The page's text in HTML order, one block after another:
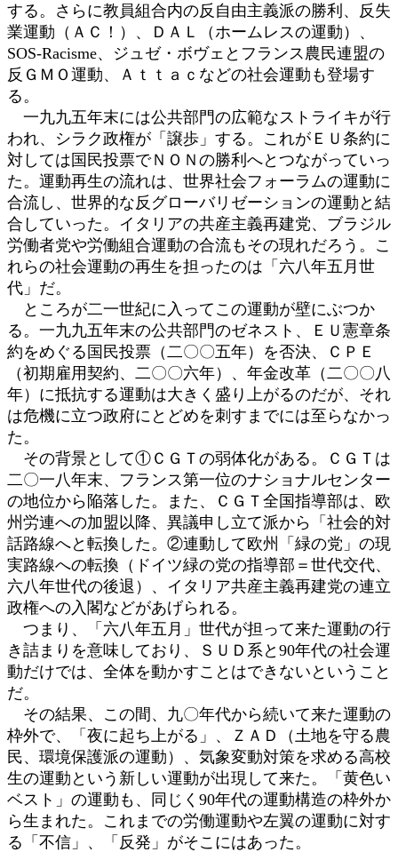
する。さらに教員組合内の反自由主義派の勝利、反失
業運動（ＡＣ！）、ＤＡＬ（ホームレスの運動）、
SOS-Racisme、ジュゼ・ボヴェとフランス農民連盟の
反ＧＭＯ運動、Ａｔｔａｃなどの社会運動も登場す
る。
一九九五年末には公共部門の広範なストライキが行
われ、シラク政権が「譲歩」する。これがＥＵ条約に
対しては国民投票でＮＯＮの勝利へとつながっていっ
た。運動再生の流れは、世界社会フォーラムの運動に
合流し、世界的な反グローバリゼーションの運動と結
合していった。イタリアの共産主義再建党、ブラジル
労働者党や労働組合運動の合流もその現れだろう。こ
れらの社会運動の再生を担ったのは「六八年五月世
代」だ。
ところが二一世紀に入ってこの運動が壁にぶつか
る。一九九五年末の公共部門のゼネスト、ＥＵ憲章条
約をめぐる国民投票（二〇〇五年）を否決、ＣＰＥ
（初期雇用契約、二〇〇六年）、年金改革（二〇〇八
年）に抵抗する運動は大きく盛り上がるのだが、それ
は危機に立つ政府にとどめを刺すまでには至らなかっ
た。
その背景として①ＣＧＴの弱体化がある。ＣＧＴは
二〇一八年末、フランス第一位のナショナルセンター
の地位から陥落した。また、ＣＧＴ全国指導部は、欧
州労連への加盟以降、異議申し立て派から「社会的対
話路線へと転換した。②連動して欧州「緑の党」の現
実路線への転換（ドイツ緑の党の指導部＝世代交代、
六八年世代の後退）、イタリア共産主義再建党の連立
政権への入閣などがあげられる。
つまり、「六八年五月」世代が担って来た運動の行
き詰まりを意味しており、ＳＵＤ系と90年代の社会運
動だけでは、全体を動かすことはできないということ
だ。
その結果、この間、九〇年代から続いて来た運動の
枠外で、「夜に起ち上がる」、ＺＡＤ（土地を守る農
民、環境保護派の運動）、気象変動対策を求める高校
生の運動という新しい運動が出現して来た。「黄色い
ベスト」の運動も、同じく90年代の運動構造の枠外か
ら生まれた。これまでの労働運動や左翼の運動に対す
る「不信」、「反発」がそこにはあった。